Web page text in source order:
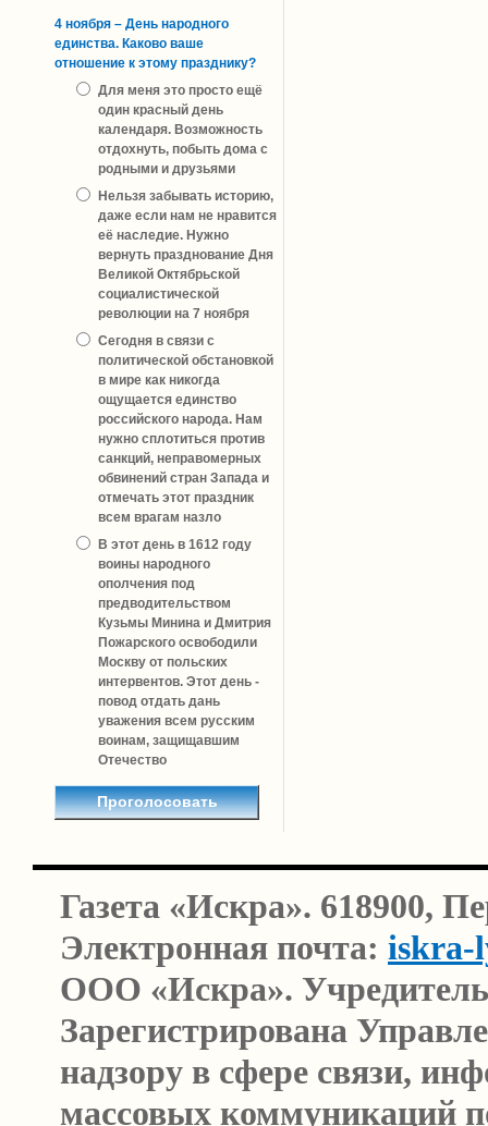
4 ноября – День народного
единства. Каково ваше
отношение к этому празднику?
Для меня это просто ещё
один красный день
календаря. Возможность
отдохнуть, побыть дома с
родными и друзьями
Нельзя забывать историю,
даже если нам не нравится
её наследие. Нужно
вернуть празднование Дня
Великой Октябрьской
социалистической
революции на 7 ноября
Сегодня в связи с
политической обстановкой
в мире как никогда
ощущается единство
российского народа. Нам
нужно сплотиться против
санкций, неправомерных
обвинений стран Запада и
отмечать этот праздник
всем врагам назло
В этот день в 1612 году
воины народного
ополчения под
предводительством
Кузьмы Минина и Дмитрия
Пожарского освободили
Москву от польских
интервентов. Этот день -
повод отдать дань
уважения всем русским
воинам, защищавшим
Отечество
Газета «Искра». 618900,
Электронная почта: iskra-
ООО «Искра».
Зарегистрирована
надзору в сфере связи,
массовых коммуникаций